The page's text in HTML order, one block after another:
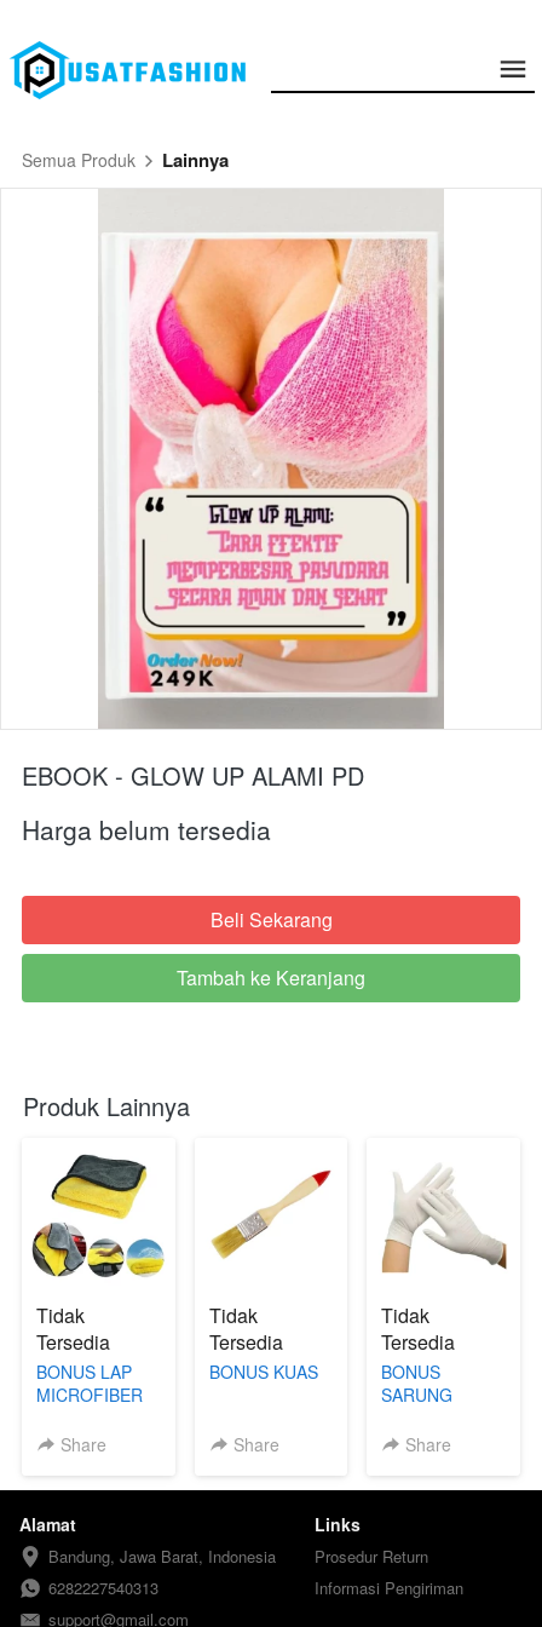
Semua Produk Lainnya
EBOOK - GLOW UP ALAMI PD
Harga belum tersedia
`Beli Sekarang
`
Tambah ke Keranjang
Produk Lainnya
Tidak
Tersedia
BONUS LAP
MICROFIBER
Share
Tidak
Tersedia
BONUS KUAS
Share
Tidak
Tersedia
BONUS
SARUNG
Share
Alamat
Bandung, Jawa Barat, Indonesia
6282227540313
support@gmail.com
Links
Prosedur Return
Informasi Pengiriman